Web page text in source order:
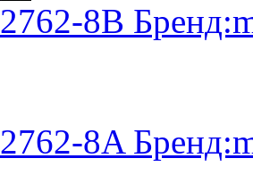
8B Бренд:
8A Бренд: